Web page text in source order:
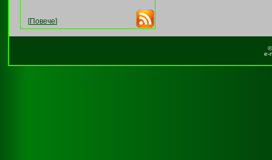
[Повече]
e-